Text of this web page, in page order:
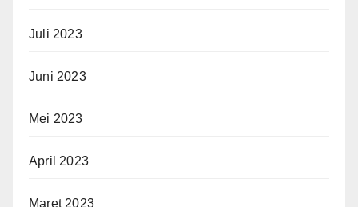
Juli 2023
Juni 2023
Mei 2023
April 2023
Maret 2023